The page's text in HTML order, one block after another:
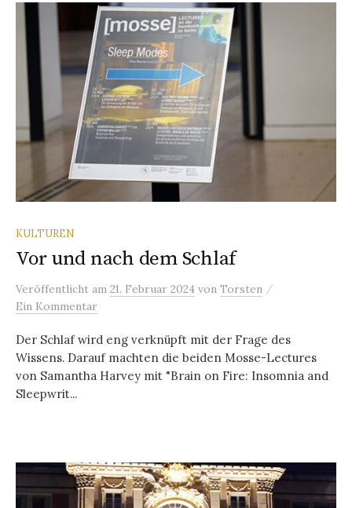
KULTUREN
Vor und nach dem Schlaf
Veröffentlicht am 21. Februar 2024 von Torsten /
Ein Kommentar
Der Schlaf wird eng verknüpft mit der Frage des
Wissens. Darauf machten die beiden Mosse-Lectures
von Samantha Harvey mit "Brain on Fire: Insomnia and
Sleepwrit...